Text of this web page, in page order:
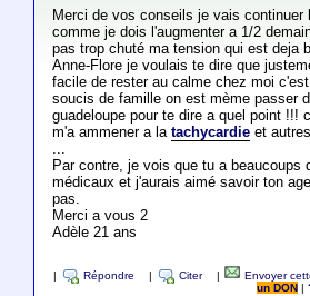
Merci de vos conseils je vais continuer
comme je dois l'augmenter a 1/2
pas trop chuté ma tension qui est deja
Anne-Flore je voulais te dire que
facile de rester au calme chez moi
soucis de famille on est mème passer
guadeloupe pour te dire a quel point !!!
m'a ammener a la tachycardieet
...
Par contre, je vois que tu a beaucoups
médicaux et j'aurais aimé savoir ton
pas.
Merci a vous 2
Adèle 21 ans
Répondre Citer Envoyer
un DON
|